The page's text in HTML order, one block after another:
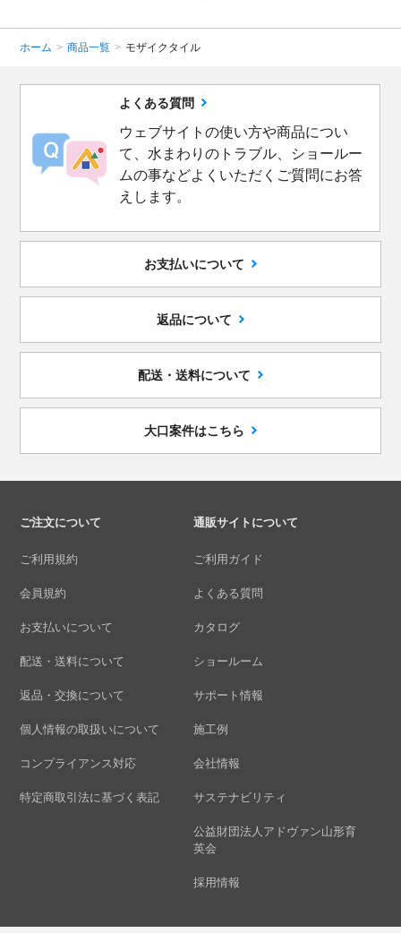
ホーム > 商品一覧 > モザイクタイル
よくある質問
ウェブサイトの使い方や商品につい
て、水まわりのトラブル、ショールー
ムの事などよくいただくご質問にお答
えします。
お支払いについて
返品について
配送・送料について
大口案件はこちら
ご注文について
ご利用規約
会員規約
お支払いについて
配送・送料について
返品・交換について
個人情報の取扱いについて
コンプライアンス対応
特定商取引法に基づく表記
通販サイトについて
ご利用ガイド
よくある質問
カタログ
ショールーム
サポート情報
施工例
会社情報
サステナビリティ
公益財団法人アドヴァン山形育
英会
採用情報